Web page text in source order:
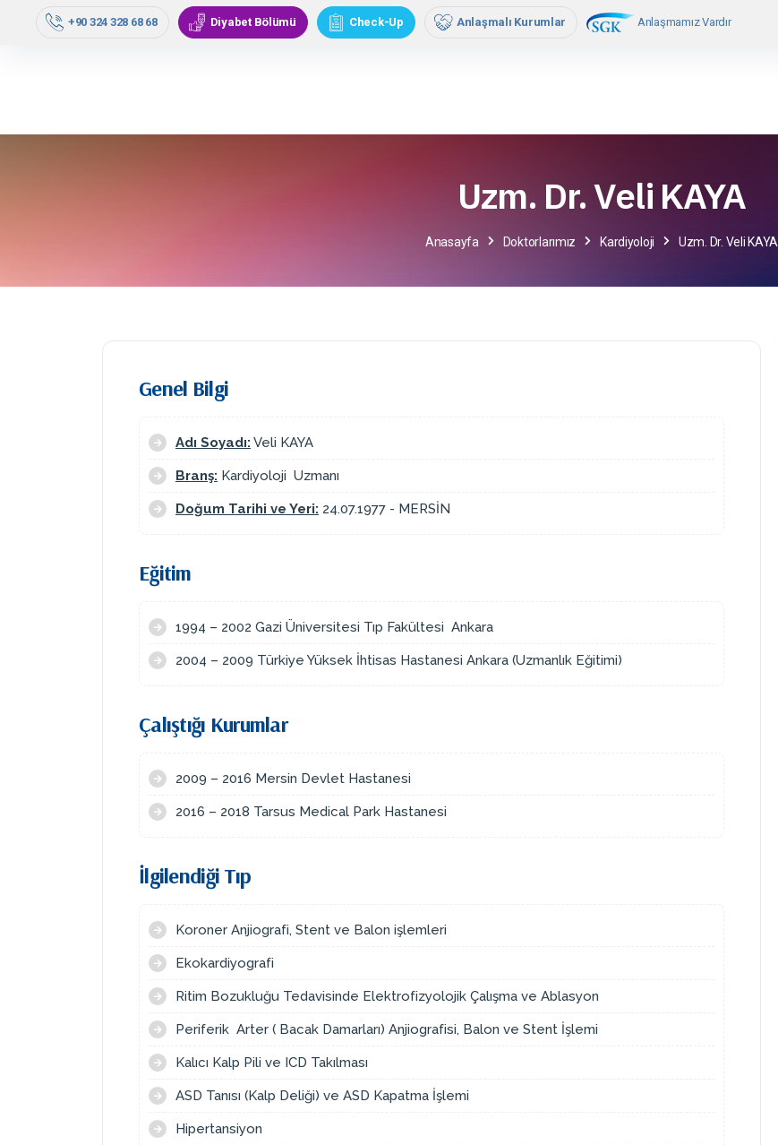
+90 324 328 68 68 Diyabet Bölümü Check-Up Anlaşmalı Kurumlar Anlaşmamız Vardır
Uzm. Dr. Veli KAYA
Anasayfa Doktorlarımız Kardiyoloji Uzm. Dr. Veli KAYA
Genel Bilgi
Adı Soyadı: Veli KAYA
Branş: Kardiyoloji Uzmanı
Doğum Tarihi ve Yeri: 24.07.1977 - MERSİN
Eğitim
1994 – 2002 Gazi Üniversitesi Tıp Fakültesi Ankara
2004 – 2009 Türkiye Yüksek İhtisas Hastanesi Ankara (Uzmanlık Eğitimi)
Çalıştığı Kurumlar
2009 – 2016 Mersin Devlet Hastanesi
2016 – 2018 Tarsus Medical Park Hastanesi
İlgilendiği Tıp
Koroner Anjiografi, Stent ve Balon işlemleri
Ekokardiyografi
Ritim Bozukluğu Tedavisinde Elektrofizyolojik Çalışma ve Ablasyon
Periferik Arter ( Bacak Damarları) Anjiografisi, Balon ve Stent İşlemi
Kalıcı Kalp Pili ve ICD Takılması
ASD Tanısı (Kalp Deliği) ve ASD Kapatma İşlemi
Hipertansiyon